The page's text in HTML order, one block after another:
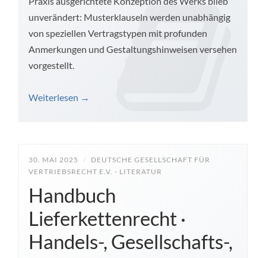
unverändert: Musterklauseln werden unabhängig
von speziellen Vertragstypen mit profunden
Anmerkungen und Gestaltungshinweisen versehen
vorgestellt.
Weiterlesen →
30. MAI 2025 /
DEUTSCHE GESELLSCHAFT FÜR
VERTRIEBSRECHT E.V. - LITERATUR
Handbuch
Lieferkettenrecht ·
Handels-, Gesellschafts-,